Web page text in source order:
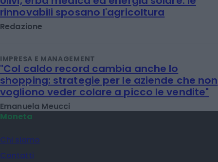
rinnovabili sposano l'agricoltura
Redazione
IMPRESA E MANAGEMENT
"Col caldo record cambia anche lo
shopping: strategie per le aziende che non
vogliono veder colare a picco le vendite"
Emanuela Meucci
Moneta
Chi siamo
Contatti